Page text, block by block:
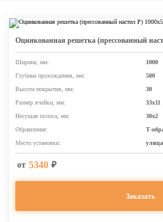
Оцинкованная решетка (прессованный
Ширина, мм:
1000
Глубина прохождения, мм:
500
Высота покрытия, мм:
30
Размер ячейки, мм:
33х11
Несущая полоса, мм:
30х2
Обрамление:
Т-
Место установки:
улица
от 5340 ₽
Заказать